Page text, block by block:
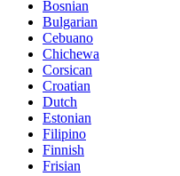
Bosnian
Bulgarian
Cebuano
Chichewa
Corsican
Croatian
Dutch
Estonian
Filipino
Finnish
Frisian